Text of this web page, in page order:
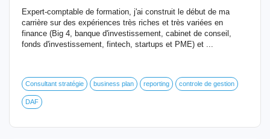
Expert-comptable de formation, j'ai construit le début de ma
carrière sur des expériences très riches et très variées en
finance (Big 4, banque d'investissement, cabinet de conseil,
fonds d'investissement, fintech, startups et PME) et ...
Consultant stratégie business plan reporting controle de gestion
DAF